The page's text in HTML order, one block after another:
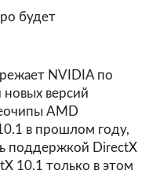
будет
NVIDIA по
версий
AMD
в прошлом году,
поддержкой DirectX
10.1 только в этом